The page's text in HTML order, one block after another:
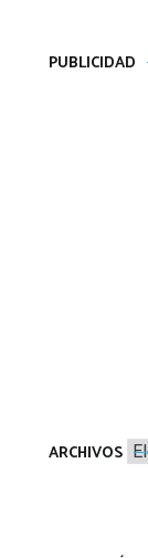
PUBLICIDAD
ARCHIVOS